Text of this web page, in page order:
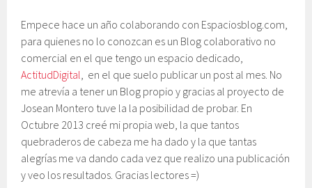
Empece hace un año colaborando con Espaciosblog.com,
para quienes no lo conozcan es un Blog colaborativo no
comercial en el que tengo un espacio dedicado,
ActitudDigital
, en el que suelo publicar un post al mes. No
me atrevía a tener un Blog propio y gracias al proyecto de
Josean Montero tuve la la posibilidad de probar. En
Octubre 2013 creé mi propia web, la que tantos
quebraderos de cabeza me ha dado y la que tantas
alegrías me va dando cada vez que realizo una publicación
y veo los resultados. Gracias lectores =)